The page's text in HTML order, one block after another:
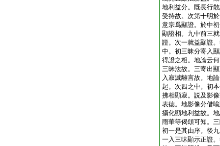
地利益分。既長行
受持故。次第十明
意宗爲顯證。於中
顯證相。九中前三
證。次一就益顯證
中。初三昧分寄入
得證之相。地論云
三昧法故。三寄出
入寂滅離言故。地
起。次四之中。初
拂相顯寂。説及影
表徳。地影像分借
攝化顯地利益故。
雨華等偈頌可知。
初一是其由序。後
一入三昧顯示正證